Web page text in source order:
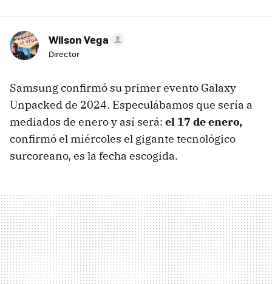
Wilson Vega
Director
Samsung confirmó su primer evento Galaxy
Unpacked de 2024. Especulábamos que sería a
mediados de enero y así será: el 17 de enero,
confirmó el miércoles el gigante tecnológico
surcoreano, es la fecha escogida.